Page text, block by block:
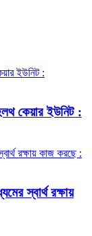
কেয়ার ইউনিট :
স্বার্থ রক্ষায়